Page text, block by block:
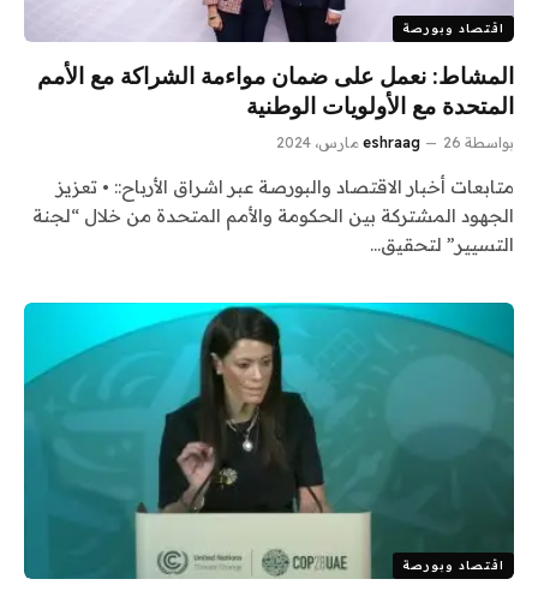
اقتصاد وبورصة
المشاط: نعمل على ضمان مواءمة الشراكة مع الأمم
المتحدة مع الأولويات الوطنية
بواسطة eshraag 26 مارس، 2024
متابعات أخبار الاقتصاد والبورصة عبر اشراق الأرباح:: • تعزيز
الجهود المشتركة بين الحكومة والأمم المتحدة من خلال “لجنة
التسيير” لتحقيق…
اقتصاد وبورصة